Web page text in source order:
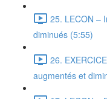
25. LECON –
diminués (5:55)
26.
augmentés et